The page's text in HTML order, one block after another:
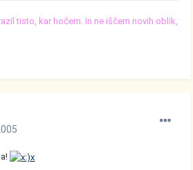
tisto, kar hočem. In ne iščem novih oblik,